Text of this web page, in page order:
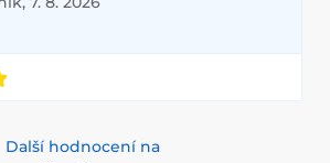
Další hodnocení na